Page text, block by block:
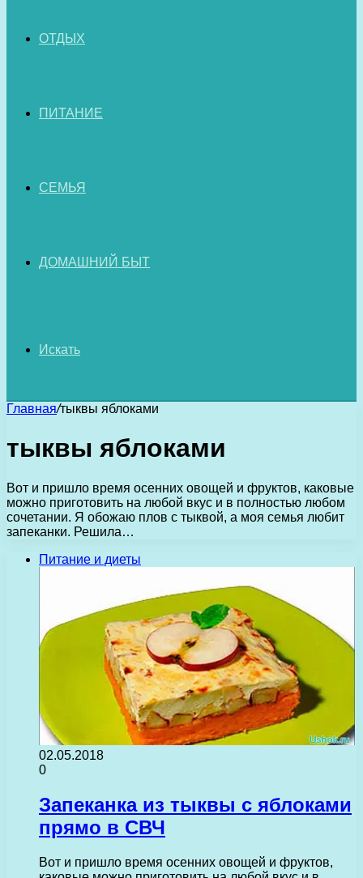
ОТДЫХ
ПИТАНИЕ
СЕМЬЯ
ДОМАШНИЙ БЫТ
Искать
Главная/тыквы яблоками
тыквы яблоками
Вот и пришло время осенних овощей и фруктов, каковые
можно приготовить на любой вкус и в полностью любом
сочетании. Я обожаю плов с тыквой, а моя семья любит
запеканки. Решила…
Питание и диеты
02.05.2018
0
Запеканка из тыквы с яблоками
прямо в СВЧ
Вот и пришло время осенних овощей и фруктов,